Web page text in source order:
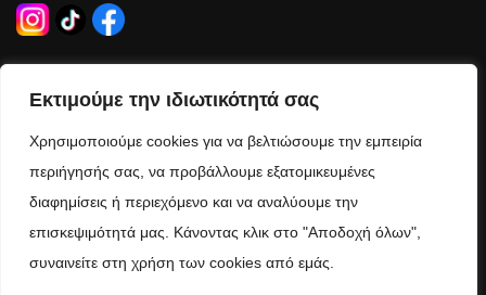
Εκτιμούμε την ιδιωτικότητά σας
Χρησιμοποιούμε cookies για να βελτιώσουμε την εμπειρία
περιήγησής σας, να προβάλλουμε εξατομικευμένες
διαφημίσεις ή περιεχόμενο και να αναλύουμε την
επισκεψιμότητά μας. Κάνοντας κλικ στο "Αποδοχή όλων",
συναινείτε στη χρήση των cookies από εμάς.
Monday - Wednesday - Saturday
09:00 - 14:30
Tuesday - Thursday - Friday
09:00 - 14:00 / 17:30 - 21:00